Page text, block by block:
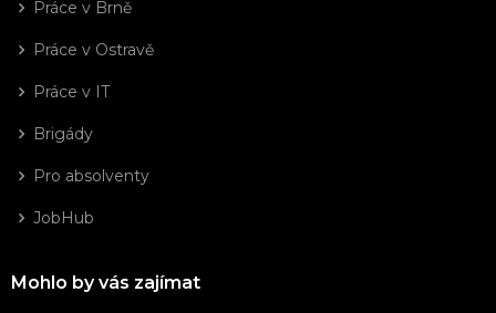
Práce v Brně
Práce v Ostravě
Práce v IT
Brigády
Pro absolventy
JobHub
Mohlo by vás zajímat